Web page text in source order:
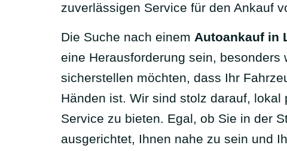
zuverlässigen Service für den Ankauf
Die Suche nach einem Autoankauf in
eine Herausforderung sein, besonders
sicherstellen möchten, dass Ihr
Händen ist. Wir sind stolz darauf,
Service zu bieten. Egal, ob Sie in der
ausgerichtet, Ihnen nahe zu sein und